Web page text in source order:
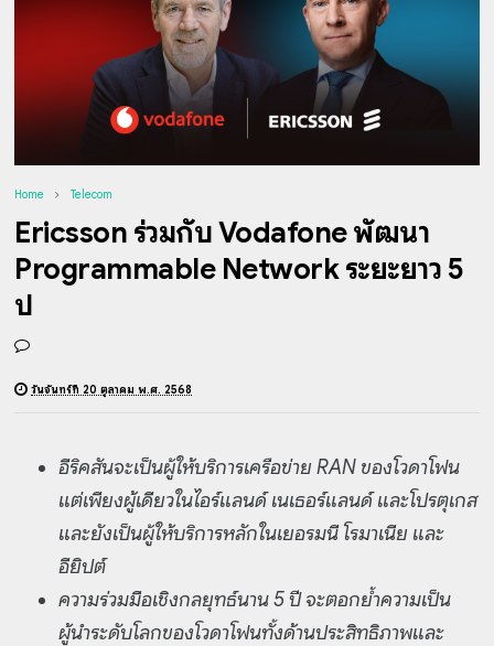
Home Telecom
Ericsson ร่วมกับ Vodafone พัฒนา
Programmable Network ระยะยาว 5
ปี
วันจันทร์ที่ 20 ตุลาคม พ.ศ. 2568
อีริคสันจะเป็นผู้ให้บริการเครือข่าย RAN ของโวดาโฟน
แต่เพียงผู้เดียวในไอร์แลนด์ เนเธอร์แลนด์ และโปรตุเกส
และยังเป็นผู้ให้บริการหลักในเยอรมนี โรมาเนีย และ
อียิปต์
ความร่วมมือเชิงกลยุทธ์นาน 5 ปี จะตอกย้ำความเป็น
ผู้นำระดับโลกของโวดาโฟนทั้งด้านประสิทธิภาพและ